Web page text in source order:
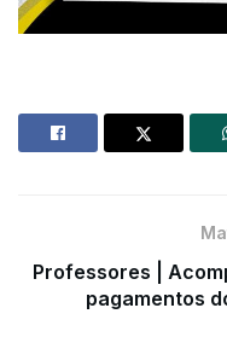
Professores |
pagamentos